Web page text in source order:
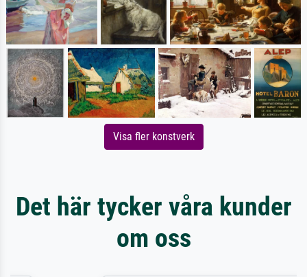
Visa fler konstverk
Det här tycker våra kunder
om oss